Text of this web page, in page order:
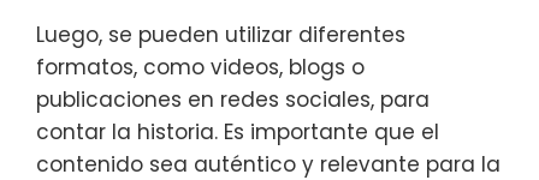
Luego, se pueden utilizar diferentes
formatos, como videos, blogs o
publicaciones en redes sociales, para
contar la historia. Es importante que el
contenido sea auténtico y relevante para la